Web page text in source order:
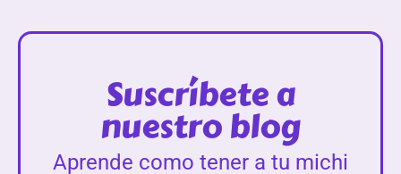
Suscríbete a
nuestro blog
Aprende como tener a tu michi